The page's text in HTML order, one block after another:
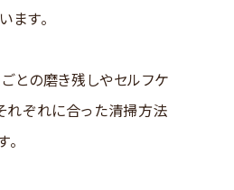
ます。
との磨き残しやセルフケ
れぞれに合った清掃方法